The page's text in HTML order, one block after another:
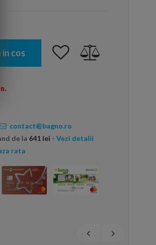
in cos
contact@bagno.ro
de la 641 lei - Vezi detalii
rata